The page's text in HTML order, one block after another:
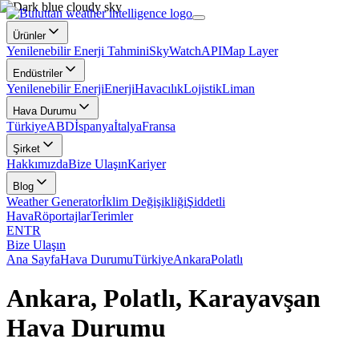
Ürünler
Yenilenebilir Enerji TahminiSkyWatchAPIMap Layer
Endüstriler
Yenilenebilir EnerjiEnerjiHavacılıkLojistikLiman
Hava Durumu
TürkiyeABDİspanyaİtalyaFransa
Şirket
HakkımızdaBize UlaşınKariyer
Blog
Weather Generatorİklim DeğişikliğiŞiddetli
HavaRöportajlarTerimler
ENTR
Bize Ulaşın
Ana SayfaHava DurumuTürkiyeAnkaraPolatlı
Ankara, Polatlı, Karayavşan
Hava Durumu